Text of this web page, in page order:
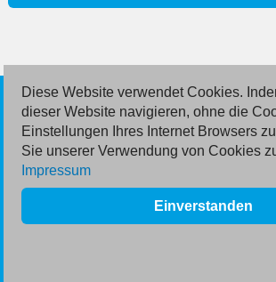
© 2026 Deutsche Jobmarkt GmbH
Inserieren
Kontakt
AGB
Diese Website verwendet Cookies.
dieser Website navigieren, ohne die
Einstellungen Ihres Internet Browsers
Sie unserer Verwendung von Cookies
Impressum
Einverstanden